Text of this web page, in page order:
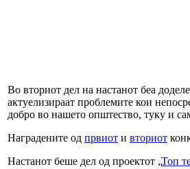
Во вториот дел на настанот беа
актуелизираат проблемите кои
добро во нашето општество, туку и
Наградените од првиот и вториот
Настанот беше дел од проектот „Топ